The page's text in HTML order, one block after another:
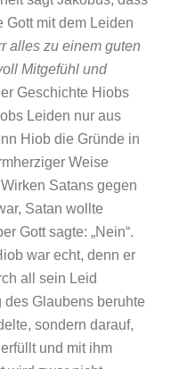
Gott mit dem Leiden
alles zu einem guten
Mitgefühl und
Geschichte Hiobs
Leiden nur aus
Hiob die Gründe in
Weise
Satans gegen
Satan wollte
Gott sagte: „Nein“.
war echt, denn er
all sein Leid
Glaubens beruhte
sondern darauf,
und mit ihm